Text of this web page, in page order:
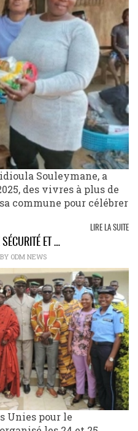
Souleymane, a
des vivres à plus de
commune pour célébrer
LIRE LA SUITE
SÉCURITÉ ET …
BY ODM NEWS
Unies pour le